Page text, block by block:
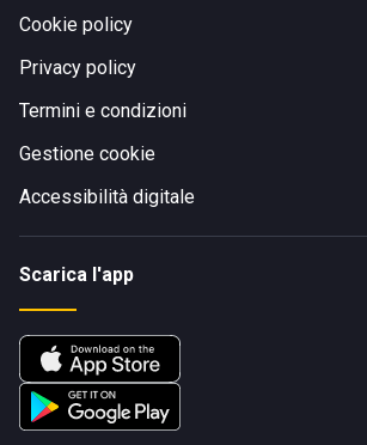
Cookie policy
Privacy policy
Termini e condizioni
Gestione cookie
Accessibilità digitale
Scarica l'app